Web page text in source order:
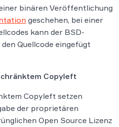
binären Veröffentlichung
geschehen, bei einer
kann der BSD-
Quellcode eingefügt
Copyleft
Copyleft setzen
der proprietären
Open Source Lizenz